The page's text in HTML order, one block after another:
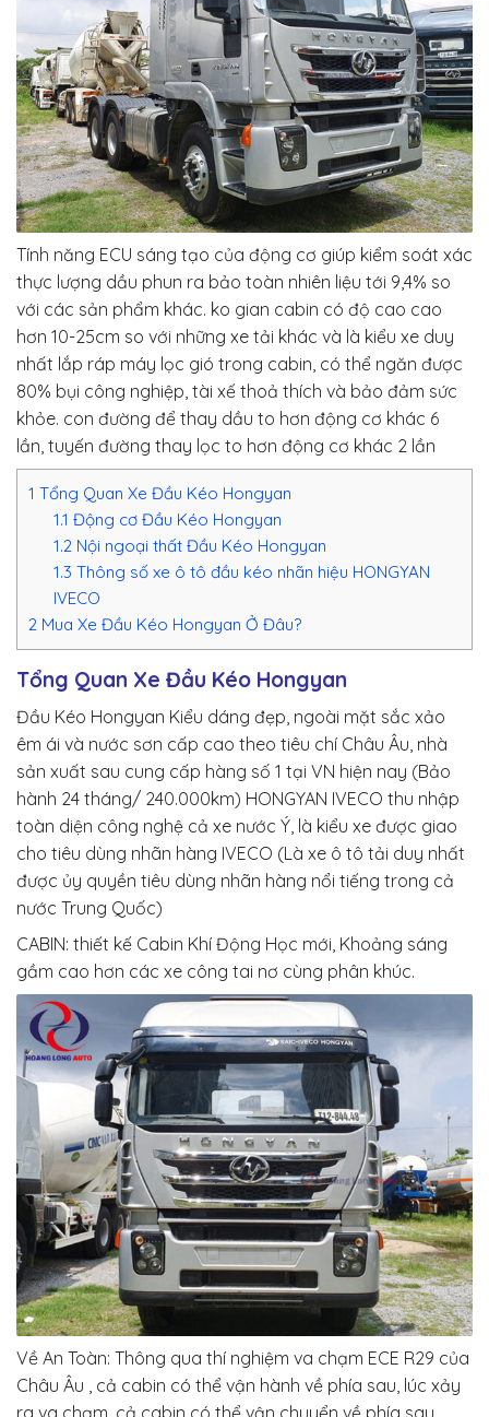
Tính năng ECU sáng tạo của động cơ giúp kiểm soát xác
thực lượng dầu phun ra bảo toàn nhiên liệu tới 9,4% so
với các sản phẩm khác. ko gian cabin có độ cao cao
hơn 10-25cm so với những xe tải khác và là kiểu xe duy
nhất lắp ráp máy lọc gió trong cabin, có thể ngăn được
80% bụi công nghiệp, tài xế thoả thích và bảo đảm sức
khỏe. con đường để thay dầu to hơn động cơ khác 6
lần, tuyến đường thay lọc to hơn động cơ khác 2 lần
1 Tổng Quan Xe Đầu Kéo Hongyan
1.1 Động cơ Đầu Kéo Hongyan
1.2Nội ngoại thất Đầu Kéo Hongyan
1.3 Thông số xe ô tô đầu kéo nhãn hiệu HONGYAN
IVECO
2 Mua Xe Đầu Kéo Hongyan Ở Đâu?
Tổng Quan Xe Đầu Kéo Hongyan
Đầu Kéo Hongyan Kiểu dáng đẹp, ngoài mặt sắc xảo
êm ái và nước sơn cấp cao theo tiêu chí Châu Âu, nhà
sản xuất sau cung cấp hàng số 1 tại VN hiện nay (Bảo
hành 24 tháng/ 240.000km) HONGYAN IVECO thu nhập
toàn diện công nghệ cả xe nước Ý, là kiểu xe được giao
cho tiêu dùng nhãn hàng IVECO (Là xe ô tô tải duy nhất
được ủy quyền tiêu dùng nhãn hàng nổi tiếng trong cả
nước Trung Quốc)
CABIN: thiết kế Cabin Khí Động Học mới, Khoảng sáng
gầm cao hơn các xe công tai nơ cùng phân khúc.
Về An Toàn: Thông qua thí nghiệm va chạm ECE R29 của
Châu Âu , cả cabin có thể vận hành về phía sau, lúc xảy